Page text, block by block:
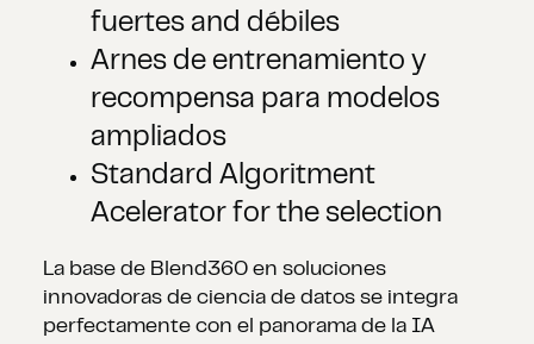
fuertes and débiles
Arnes de entrenamiento y
recompensa para modelos
ampliados
Standard Algoritment
Acelerator for the selection
La base de Blend360 en soluciones
innovadoras de ciencia de datos se integra
perfectamente con el panorama de la IA